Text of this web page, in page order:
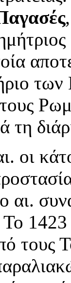
τη
οι
αι.
τους